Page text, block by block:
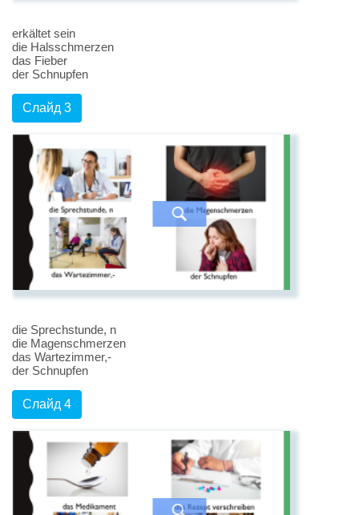
erkältet sein
die Halsschmerzen
das Fieber
der Schnupfen
Слайд 3
die Sprechstunde, n
die Magenschmerzen
das Wartezimmer,-
der Schnupfen
Слайд 4